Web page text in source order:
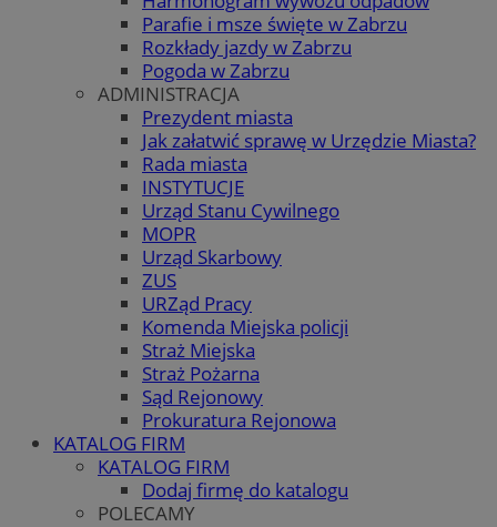
Parafie i msze święte w Zabrzu
Rozkłady jazdy w Zabrzu
Pogoda w Zabrzu
ADMINISTRACJA
Prezydent miasta
Jak załatwić sprawę w Urzędzie Miasta?
Rada miasta
INSTYTUCJE
Urząd Stanu Cywilnego
MOPR
Urząd Skarbowy
ZUS
URZąd Pracy
Komenda Miejska policji
Straż Miejska
Straż Pożarna
Sąd Rejonowy
Prokuratura Rejonowa
KATALOG FIRM
KATALOG FIRM
Dodaj firmę do katalogu
POLECAMY